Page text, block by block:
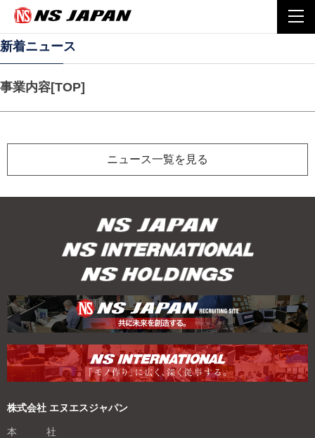
Home
新着ニュース
事業内容[TOP]
ニュース一覧を見る
株式会社 エヌエスジャパン
本 社